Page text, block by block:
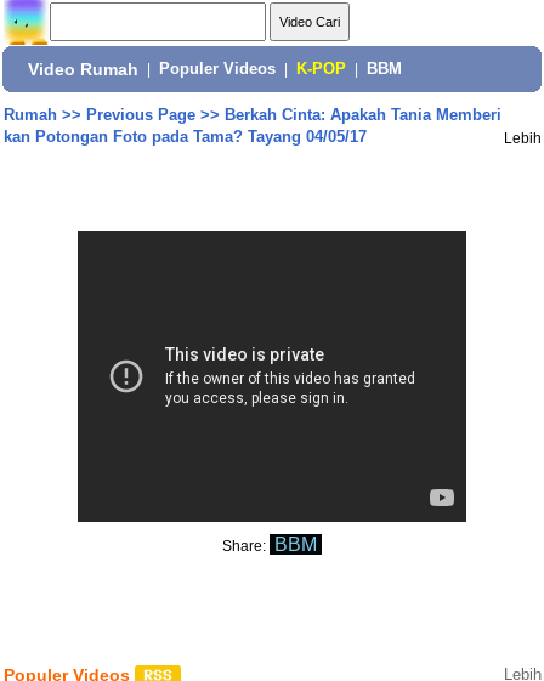
Video Rumah Populer Videos K-POP BBM
Rumah>> Previous Page>> Berkah Cinta: Apakah Tania Memberi
kan Potongan Foto pada Tama? Tayang 04/05/17
Lebih
Share: BBM
Populer Videos Lebih